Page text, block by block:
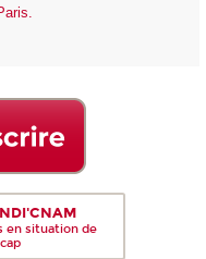
en situation de